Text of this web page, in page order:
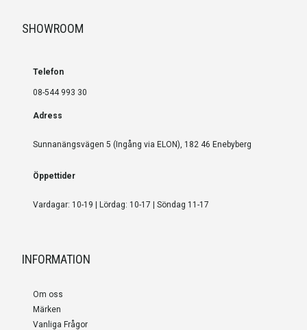
SHOWROOM
Telefon
08-544 993 30
Adress
Sunnanängsvägen 5 (Ingång via ELON), 182 46 Enebyberg
Öppettider
Vardagar: 10-19 | Lördag: 10-17 | Söndag 11-17
INFORMATION
Om oss
Märken
Vanliga Frågor